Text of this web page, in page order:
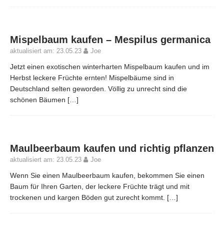
Mispelbaum kaufen – Mespilus germanica
aktualisiert am: 23.05.23 Joe
Jetzt einen exotischen winterharten Mispelbaum kaufen und im
Herbst leckere Früchte ernten! Mispelbäume sind in
Deutschland selten geworden. Völlig zu unrecht sind die
schönen Bäumen […]
Maulbeerbaum kaufen und richtig pflanzen
aktualisiert am: 23.05.23 Joe
Wenn Sie einen Maulbeerbaum kaufen, bekommen Sie einen
Baum für Ihren Garten, der leckere Früchte trägt und mit
trockenen und kargen Böden gut zurecht kommt. […]